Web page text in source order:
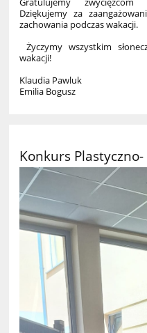
Dziękujemy za
zachowania podczas wakacji.
Życzymy wszystkim
wakacji!
Klaudia Pawluk
Emilia Bogusz
Konkurs